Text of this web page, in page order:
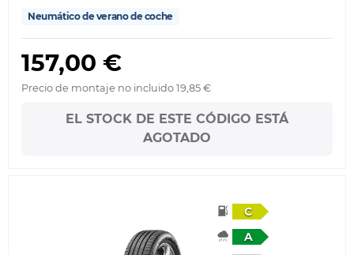
Neumático de verano de coche
157,00 €
Precio de montaje no incluido 19,85 €
EL STOCK DE ESTE CÓDIGO ESTÁ
AGOTADO
C
A